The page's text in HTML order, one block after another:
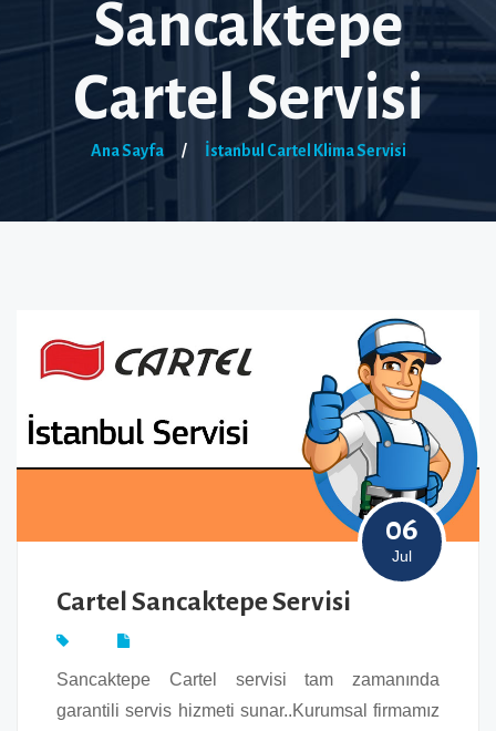
Sancaktepe
Cartel Servisi
Ana Sayfa / İstanbul Cartel Klima Servisi
06
Jul
Cartel Sancaktepe Servisi
Sancaktepe Cartel servisi tam zamanında
garantili servis hizmeti sunar..Kurumsal firmamız